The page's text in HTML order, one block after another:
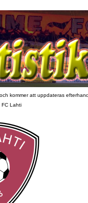
kommer att uppdateras
FC Lahti